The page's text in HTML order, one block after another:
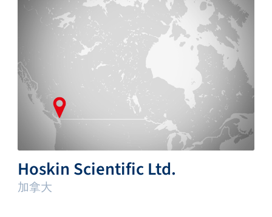
Hoskin Scientific Ltd.
加拿大